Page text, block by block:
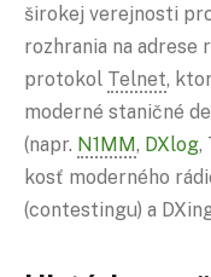
širokej verejnosti
rozhrania na adrese
protokol Telnet,
moderné staničné
(napr. N1MM, DXlog,
kosť moderného
(contestingu) a